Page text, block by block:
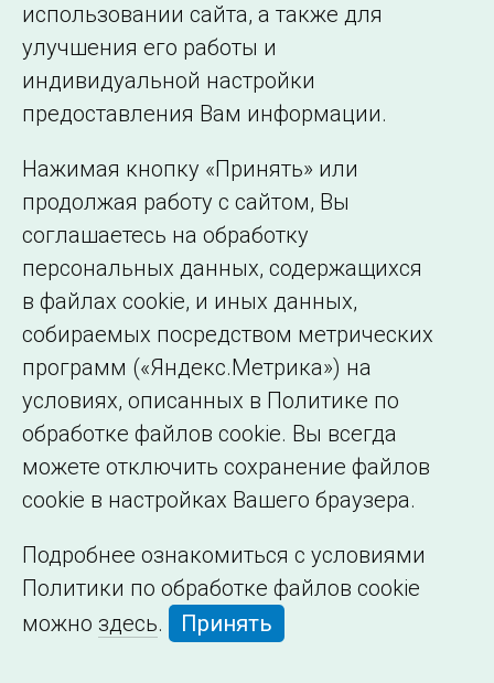
Подписаться на новости
©2005–2026 АО «СО ЕЭС»
Филиалы и
представительства
Сведения об
образовательной
организации
использовании сайта, а также для
улучшения его работы и
индивидуальной настройки
предоставления Вам информации.
Нажимая кнопку «Принять» или
продолжая работу с сайтом, Вы
соглашаетесь на обработку
персональных данных, содержащихся
в файлах cookie, и иных данных,
собираемых посредством метрических
программ («Яндекс.Метрика») на
условиях, описанных в Политике по
обработке файлов cookie. Вы всегда
можете отключить сохранение файлов
cookie в настройках Вашего браузера.
Подробнее ознакомиться с условиями
Политики по обработке файлов cookie
можно здесь. Принять